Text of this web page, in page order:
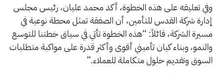
وفي تعليقه على هذه الخطوة، أكد محمد عليان، رئيس مجلس
إدارة شركة القدس للتأمين، أن الصفقة تمثل محطة نوعية في
مسيرة الشركة، قائلاً: “هذه الخطوة تأتي في سياق خطتنا للتوسع
والنمو، وبناء كيان تأميني أقوى وأكثر قدرة على مواكبة متطلبات
السوق وتقديم حلول متكاملة للعملاء.”